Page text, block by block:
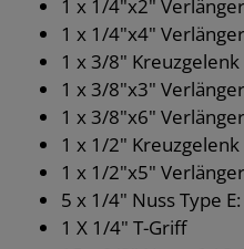
1 x 1/4"x2"
1 x 1/4"x4"
1 x 3/8" Kreuzgelenk
1 x 3/8"x3"
1 x 3/8"x6"
1 x 1/2" Kreuzgelenk
1 x 1/2"x5"
5 x 1/4" Nuss Type
1 X 1/4" T-Griff